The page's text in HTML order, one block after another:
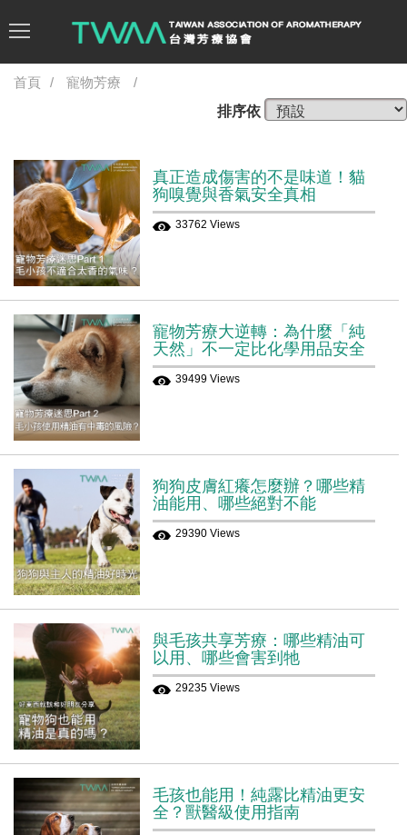
首頁
寵物芳療
排序依
真正造成傷害的不是味道！貓
狗嗅覺與香氣安全真相
33762 Views
寵物芳療大逆轉：為什麼「純
天然」不一定比化學用品安全
39499 Views
狗狗皮膚紅癢怎麼辦？哪些精
油能用、哪些絕對不能
29390 Views
與毛孩共享芳療：哪些精油可
以用、哪些會害到牠
29235 Views
毛孩也能用！純露比精油更安
全？獸醫級使用指南